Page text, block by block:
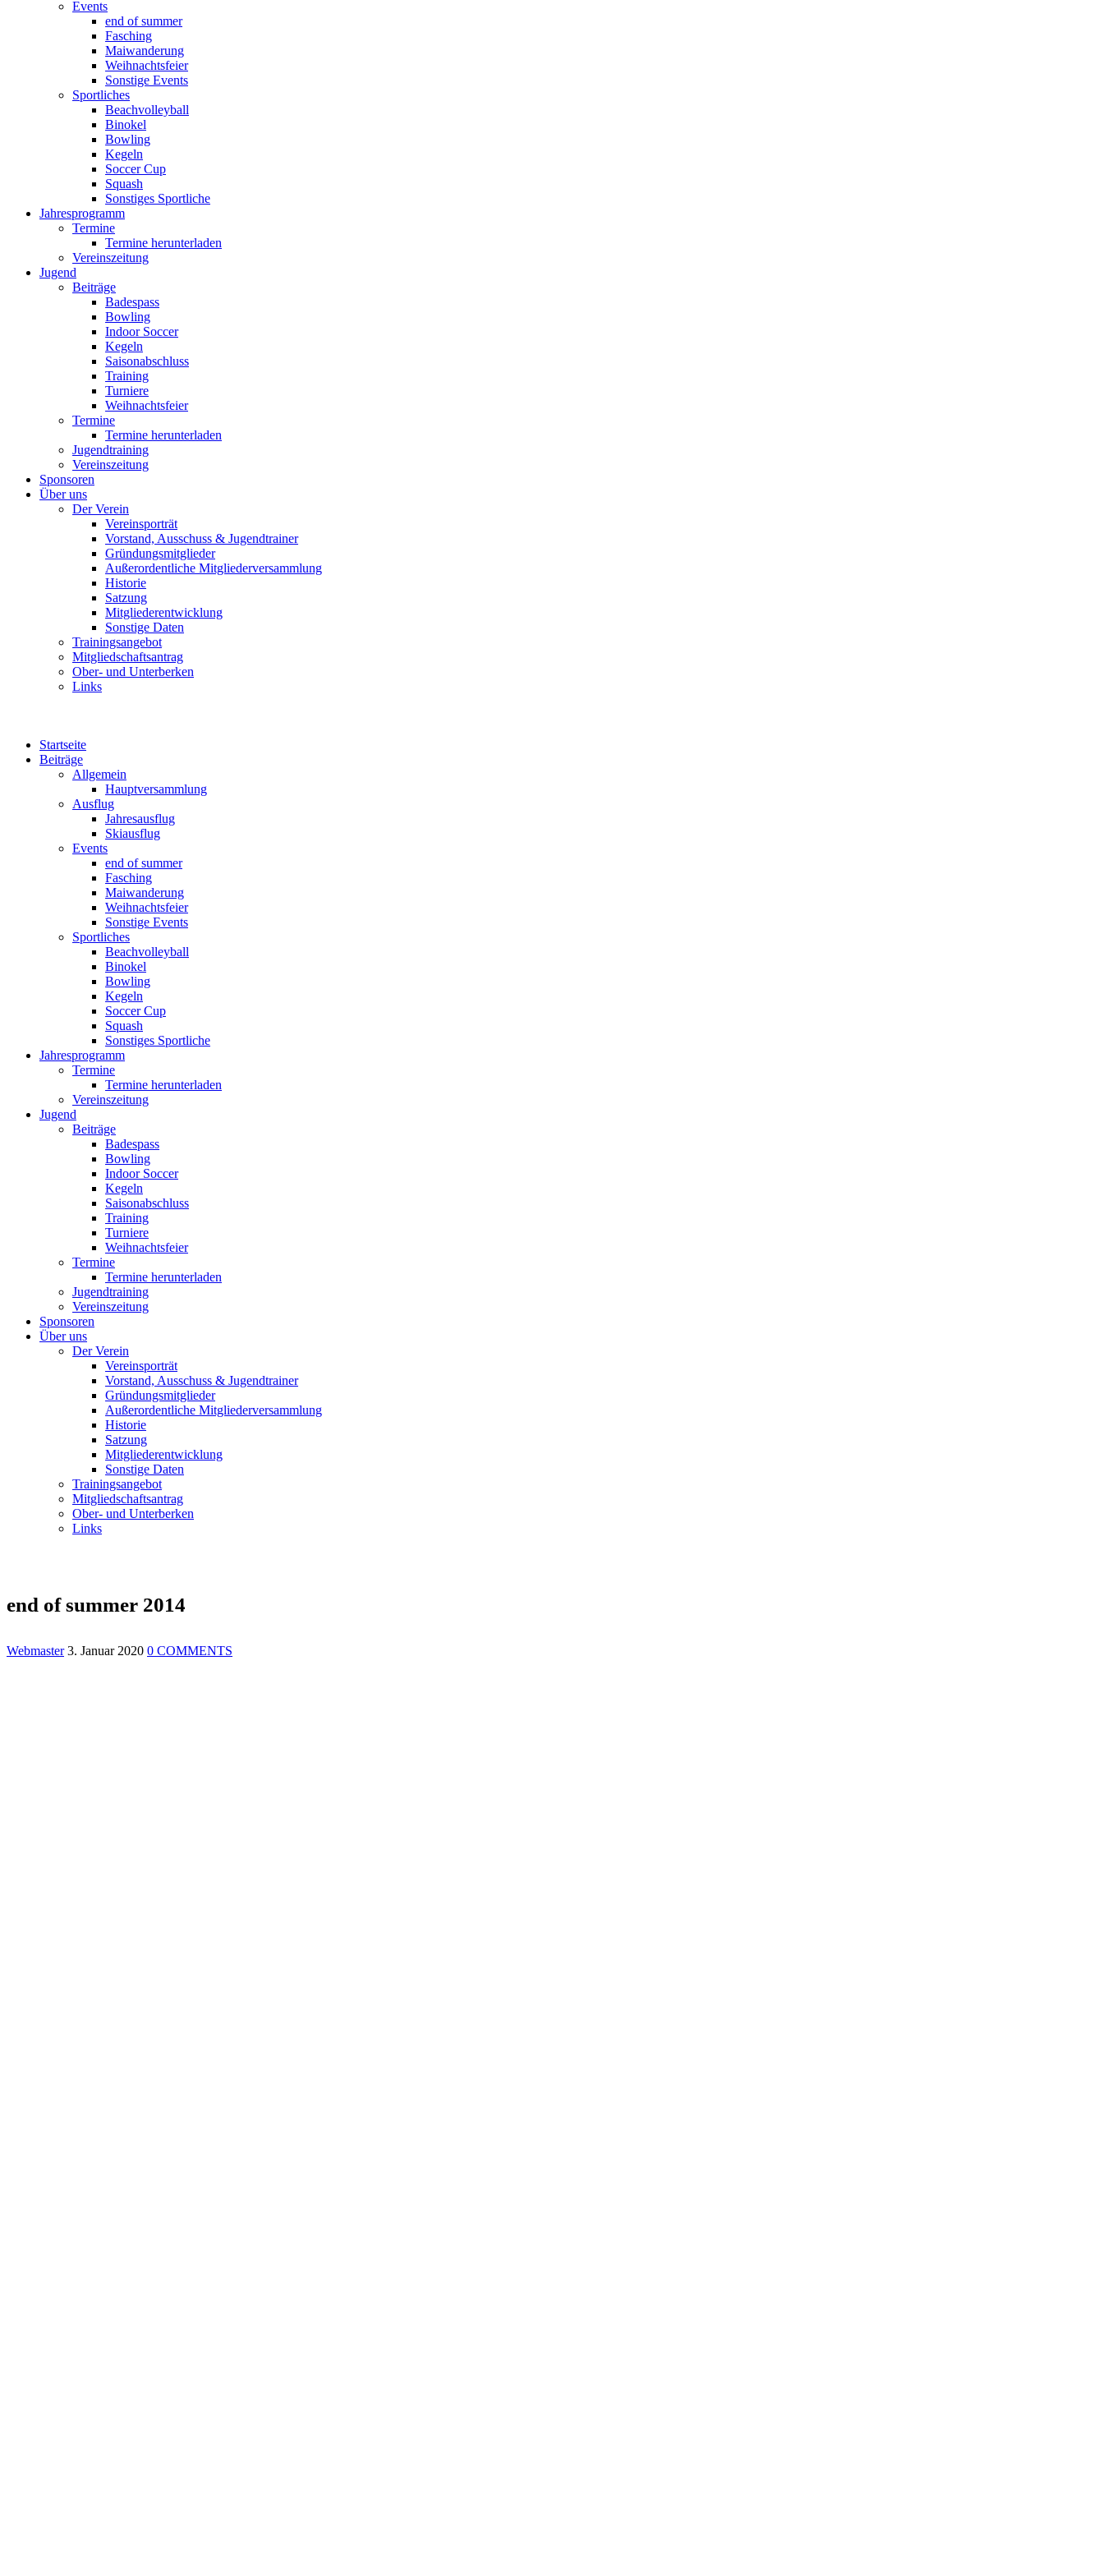
Events
end of summer
Fasching
Maiwanderung
Weihnachtsfeier
Sonstige Events
Sportliches
Beachvolleyball
Binokel
Bowling
Kegeln
Soccer Cup
Squash
Sonstiges Sportliche
Jahresprogramm
Termine
Termine herunterladen
Vereinszeitung
Jugend
Beiträge
Badespass
Bowling
Indoor Soccer
Kegeln
Saisonabschluss
Training
Turniere
Weihnachtsfeier
Termine
Termine herunterladen
Jugendtraining
Vereinszeitung
Sponsoren
Über uns
Der Verein
Vereinsporträt
Vorstand, Ausschuss & Jugendtrainer
Gründungsmitglieder
Außerordentliche Mitgliederversammlung
Historie
Satzung
Mitgliederentwicklung
Sonstige Daten
Trainingsangebot
Mitgliedschaftsantrag
Ober- und Unterberken
Links
Startseite
Beiträge
Allgemein
Hauptversammlung
Ausflug
Jahresausflug
Skiausflug
Events
end of summer
Fasching
Maiwanderung
Weihnachtsfeier
Sonstige Events
Sportliches
Beachvolleyball
Binokel
Bowling
Kegeln
Soccer Cup
Squash
Sonstiges Sportliche
Jahresprogramm
Termine
Termine herunterladen
Vereinszeitung
Jugend
Beiträge
Badespass
Bowling
Indoor Soccer
Kegeln
Saisonabschluss
Training
Turniere
Weihnachtsfeier
Termine
Termine herunterladen
Jugendtraining
Vereinszeitung
Sponsoren
Über uns
Der Verein
Vereinsporträt
Vorstand, Ausschuss & Jugendtrainer
Gründungsmitglieder
Außerordentliche Mitgliederversammlung
Historie
Satzung
Mitgliederentwicklung
Sonstige Daten
Trainingsangebot
Mitgliedschaftsantrag
Ober- und Unterberken
Links
end of summer 2014
Webmaster 3. Januar 2020 0 COMMENTS